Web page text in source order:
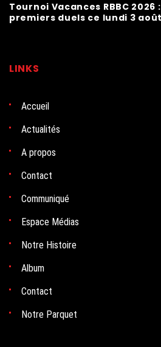
Tournoi Vacances RBBC 2026
premiers duels ce lundi 3
LINKS
Accueil
Actualités
A propos
Contact
Communiqué
Espace Médias
Notre Histoire
Album
Contact
Notre Parquet